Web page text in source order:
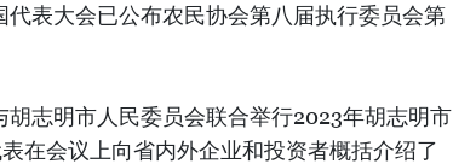
代表大会已公布农民协会第八届执行委员会第
胡志明市人民委员会联合举行2023年胡志明市
在会议上向省内外企业和投资者概括介绍了